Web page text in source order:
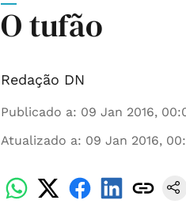
O tufão
Redação DN
Publicado a: 09 Jan 2016,
Atualizado a: 09 Jan 2016,